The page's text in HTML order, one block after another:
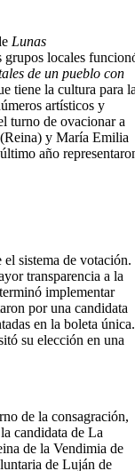
Lunas
grupos locales
de un pueblo con
tiene la cultura para
artísticos y
turno de ovacionar a
y María Emilia
año
sistema de votación.
transparencia a la
implementar
por una candidata
en la boleta única.
su elección en una
de la consagración,
candidata de La
de la Vendimia de
de Luján de